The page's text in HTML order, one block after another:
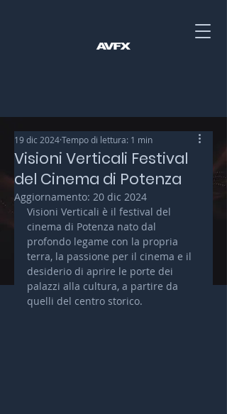
Visioni Verticali Festival
del Cinema di Potenza
19 dic 2024Tempo di lettura: 1 min
Aggiornamento: 20 dic 2024
Visioni Verticali è il festival del
cinema di Potenza nato dal
profondo legame con la propria
terra, la passione per il cinema e il
desiderio di aprire le porte dei
palazzi alla cultura, a partire da
quelli del centro storico.